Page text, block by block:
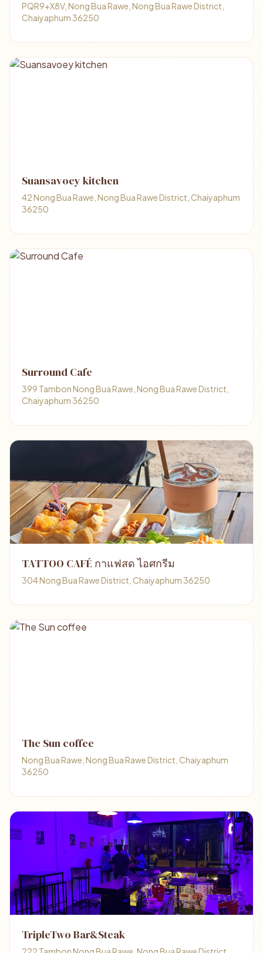
PQR9+X8V, Nong Bua Rawe, Nong Bua Rawe District,
Chaiyaphum 36250
Suansavoey kitchen
42 Nong Bua Rawe, Nong Bua Rawe District, Chaiyaphum
36250
Surround Cafe
399 Tambon Nong Bua Rawe, Nong Bua Rawe District,
Chaiyaphum 36250
TATTOO CAFÉ กาแฟสด ไอศกรีม
304 Nong Bua Rawe District, Chaiyaphum 36250
The Sun coffee
Nong Bua Rawe, Nong Bua Rawe District, Chaiyaphum
36250
TripleTwo Bar&Steak